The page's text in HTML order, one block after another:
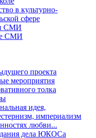
в культурно-
сфере
СМИ
СМИ
проекта
мероприятия
толка
идея,
империализм
любви...
дела ЮКОСа